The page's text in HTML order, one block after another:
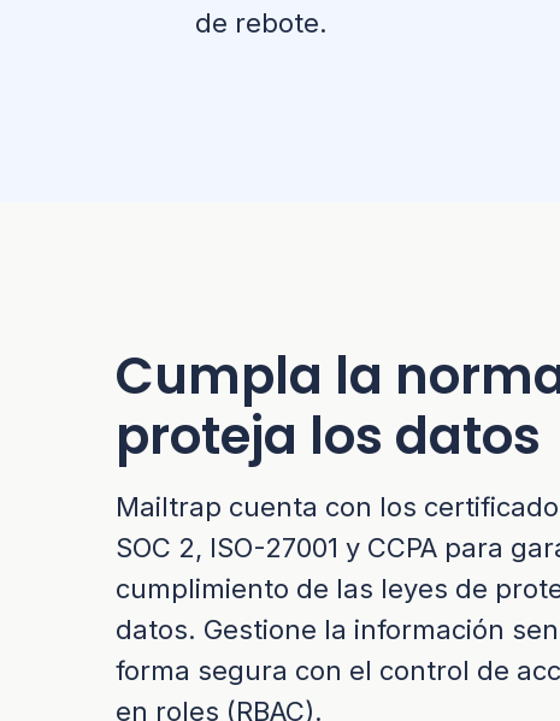
de rebote.
Cumpla la
proteja los datos
Mailtrap cuenta con los
SOC 2, ISO-27001 y CCPA para
cumplimiento de las leyes de
datos. Gestione la información
forma segura con el control de
en roles (RBAC).